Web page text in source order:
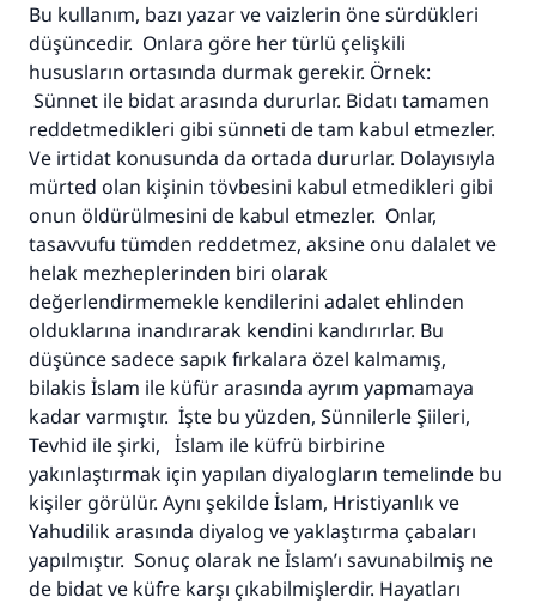
Bu kullanım, bazı yazar ve vaizlerin öne sürdükleri
düşüncedir. Onlara göre her türlü çelişkili
hususların ortasında durmak gerekir. Örnek:
Sünnet ile bidat arasında dururlar. Bidatı tamamen
reddetmedikleri gibi sünneti de tam kabul etmezler.
Ve irtidat konusunda da ortada dururlar. Dolayısıyla
mürted olan kişinin tövbesini kabul etmedikleri gibi
onun öldürülmesini de kabul etmezler. Onlar,
tasavvufu tümden reddetmez, aksine onu dalalet ve
helak mezheplerinden biri olarak
değerlendirmemekle kendilerini adalet ehlinden
olduklarına inandırarak kendini kandırırlar. Bu
düşünce sadece sapık fırkalara özel kalmamış,
bilakis İslam ile küfür arasında ayrım yapmamaya
kadar varmıştır. İşte bu yüzden, Sünnilerle Şiileri,
Tevhid ile şirki, İslam ile küfrü birbirine
yakınlaştırmak için yapılan diyalogların temelinde bu
kişiler görülür. Aynı şekilde İslam, Hristiyanlık ve
Yahudilik arasında diyalog ve yaklaştırma çabaları
yapılmıştır. Sonuç olarak ne İslam’ı savunabilmiş ne
de bidat ve küfre karşı çıkabilmişlerdir. Hayatları
Rasulullah ﷺ şöyle dedi:
Her kim bir hayra yol gösterirse , hayrı yapan
kişinin sevabı kadar ona sevap yazılır.
(MUSLIM 1893)
Şimdi katkı yapın!